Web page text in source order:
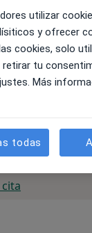
utilizar
y ofrecer
cookies, solo
retirar tu
Más
todas